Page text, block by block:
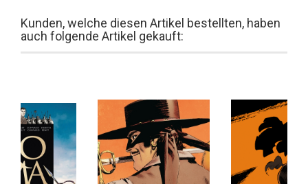
Kunden, welche diesen Artikel bestellten, haben
auch folgende Artikel gekauft: